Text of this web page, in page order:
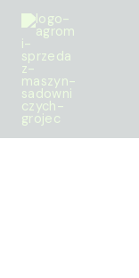
Przejdź
treści
Skontaktuj się
Skontaktuj się z